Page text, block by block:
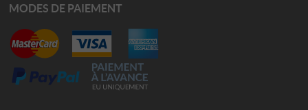
MODES DE PAIEMENT